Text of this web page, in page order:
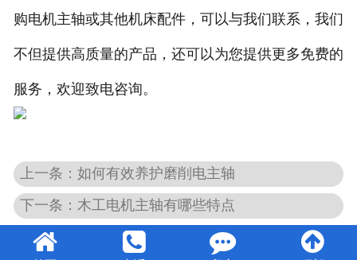
购电机主轴或其他机床配件，可以与我们联系，我们
不但提供高质量的产品，还可以为您提供更多免费的
服务，欢迎致电咨询。
上一条：如何有效养护磨削电主轴
下一条：木工电机主轴有哪些特点